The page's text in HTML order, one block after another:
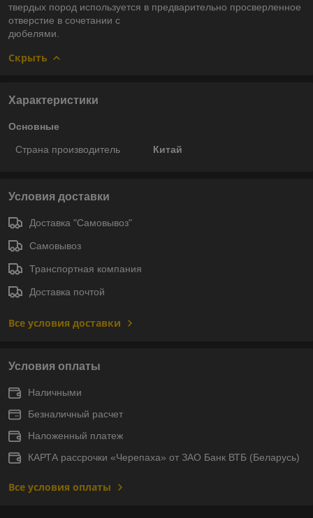
твердых пород используется в предварительно просверленное
отверстие в сочетании с
дюбелями.
Скрыть
Характеристики
Основные
Страна производитель Китай
Условия доставки
Доставка "Самовывоз"
Самовывоз
Транспортная компания
Доставка почтой
Все условия доставки
Условия оплаты
Наличными
Безналичный расчет
Наложенный платеж
КАРТА рассрочки «Черепаха» от ЗАО Банк ВТБ (Беларусь)
Все условия оплаты